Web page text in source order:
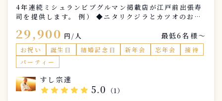
4年連続ミシュランビブグルマン掲載店が江戸前出張寿
司を提供します。 例） ◆ニタリクジラとカツオのお造
ワビのつまみ ◆握り10貫 ◆本日のお味噌汁 内容は仕
入れにより変わります。（掲載はイメージ写真です）
苦手なものやアレルギーなどがある場合は事前にお申し
付けください
29,900 円/人 最低6名様〜
お祝い 誕生日 結婚記念日 新年会 忘年会
接待
パーティー
すし宗達
star star star star star 5.0 （1）